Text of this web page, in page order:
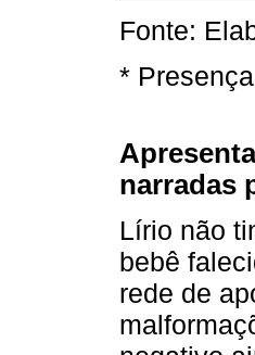
Fonte:
*
narradas
Lírio não
bebê
rede de